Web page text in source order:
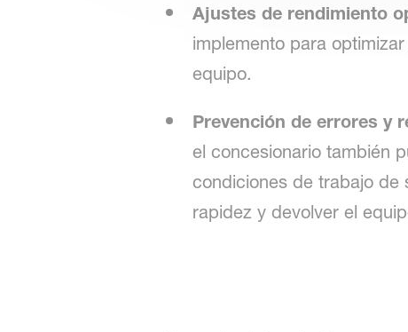
Ajustes de rendimiento
implemento para
equipo.
Prevención de errores y
el concesionario también
condiciones de trabajo de
rapidez y devolver el